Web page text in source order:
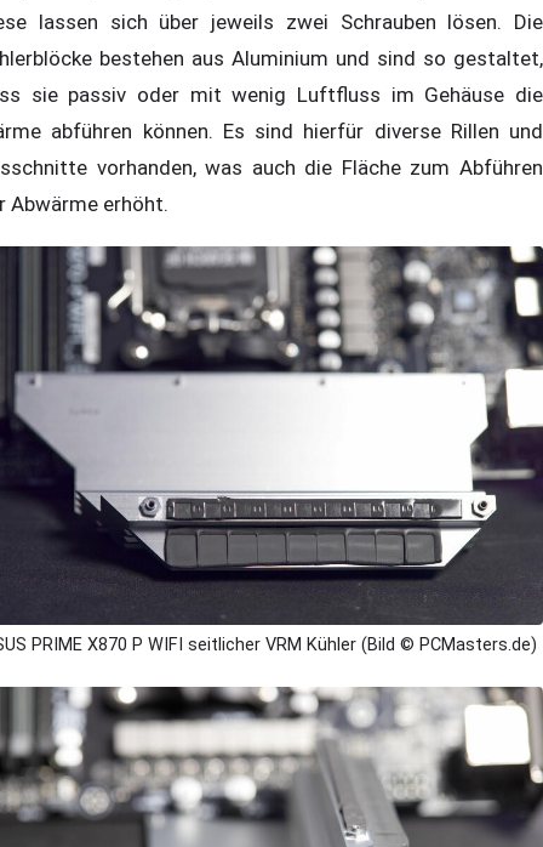
lassen sich über jeweils zwei Schrauben lösen. Die
bestehen aus Aluminium und sind so gestaltet,
sie passiv oder mit wenig Luftfluss im Gehäuse die
abführen können. Es sind hierfür diverse Rillen und
vorhanden, was auch die Fläche zum Abführen
Abwärme erhöht.
PRIME X870 P WIFI seitlicher VRM Kühler (Bild © PCMasters.de)